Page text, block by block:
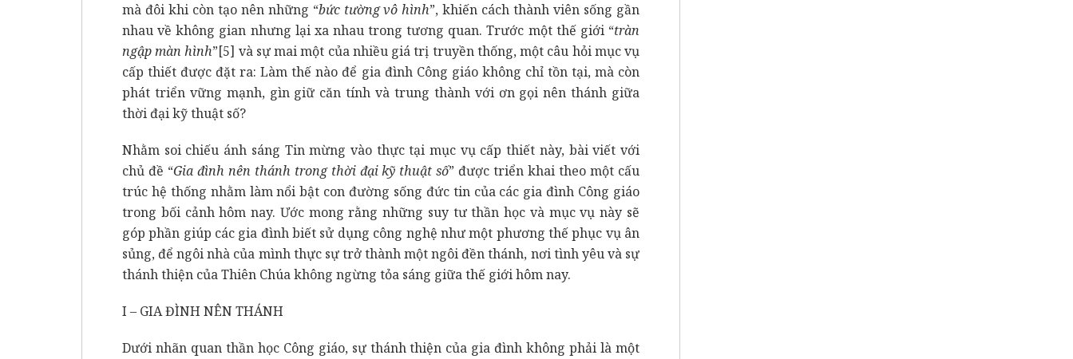
mà đôi khi còn tạo nên những “bức tường vô hình”, khiến cách thành viên sống gần
nhau về không gian nhưng lại xa nhau trong tương quan. Trước một thế giới “tràn
ngập màn hình”[5] và sự mai một của nhiều giá trị truyền thống, một câu hỏi mục vụ
cấp thiết được đặt ra: Làm thế nào để gia đình Công giáo không chỉ tồn tại, mà còn
phát triển vững mạnh, gìn giữ căn tính và trung thành với ơn gọi nên thánh giữa
thời đại kỹ thuật số?
Nhằm soi chiếu ánh sáng Tin mừng vào thực tại mục vụ cấp thiết này, bài viết với
chủ đề “Gia đình nên thánh trong thời đại kỹ thuật số” được triển khai theo một cấu
trúc hệ thống nhằm làm nổi bật con đường sống đức tin của các gia đình Công giáo
trong bối cảnh hôm nay. Ước mong rằng những suy tư thần học và mục vụ này sẽ
góp phần giúp các gia đình biết sử dụng công nghệ như một phương thế phục vụ ân
sủng, để ngôi nhà của mình thực sự trở thành một ngôi đền thánh, nơi tình yêu và sự
thánh thiện của Thiên Chúa không ngừng tỏa sáng giữa thế giới hôm nay.
I – GIA ĐÌNH NÊN THÁNH
Dưới nhãn quan thần học Công giáo, sự thánh thiện của gia đình không phải là một